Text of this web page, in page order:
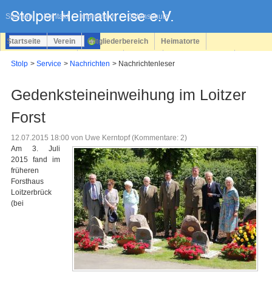
Sitemap Kontakt Impressum Datenschutz
überspringen
Startseite Verein Mitgliederbereich Heimatorte
Stolp Service Nachrichten Nachrichtenleser
Gedenksteineinweihung im Loitzer
Forst
12.07.2015 18:00 von Uwe Kerntopf (Kommentare: 2)
Am 3. Juli
2015 fand im
früheren
Forsthaus
Loitzerbrück
(bei